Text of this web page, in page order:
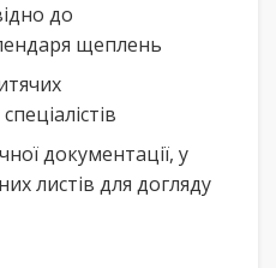
до
щеплень
документації, у
листів для догляду